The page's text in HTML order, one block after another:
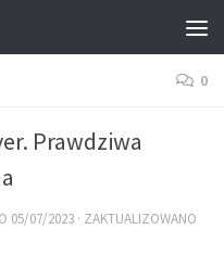
0
Prawdziwa
05/07/2023 · ZAKTUALIZOWANO